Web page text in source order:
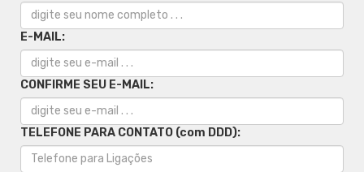
E-MAIL:
CONFIRME SEU E-MAIL:
TELEFONE PARA CONTATO (com DDD):